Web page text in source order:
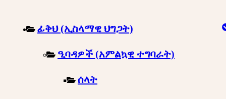
ፊቅህ (ኢስላማዊ ህግጋት)
ዒባዳዎች (አምልኳዊ ተግባራት)
ሰላት